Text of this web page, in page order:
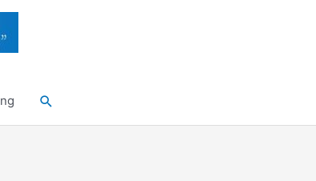
Sök